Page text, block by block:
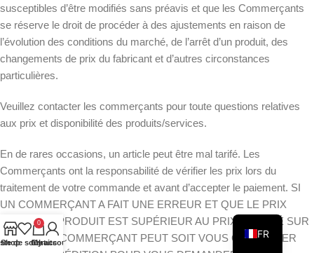
susceptibles d’être modifiés sans préavis et que les Commerçants
se réserve le droit de procéder à des ajustements en raison de
l’évolution des conditions du marché, de l’arrêt d’un produit, des
changements de prix du fabricant et d’autres circonstances
particulières.
Veuillez contacter les commerçants pour toute questions relatives
aux prix et disponibilité des produits/services.
En de rares occasions, un article peut être mal tarifé. Les
Commerçants ont la responsabilité de vérifier les prix lors du
traitement de votre commande et avant d’accepter le paiement. SI
UN COMMERÇANT A FAIT UNE ERREUR ET QUE LE PRIX
RÉEL D’UN PRODUIT EST SUPÉRIEUR AU PRIX INDIQUÉ SUR
LE SITE, LE COMMERÇANT PEUT SOIT VOUS CONTACTER
Shopde souhaits
0
Cart
My account
FR
EN